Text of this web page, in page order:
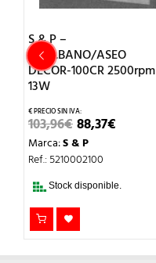
S & P –
EXTR.BANO/ASEO
DECOR-100CR 2500rpm
13W
103,96€EL
PRECIO
ORIGINAL
ERA:
88,37€
Marca:S & P
Ref.: 5210002100
Stock disponible.